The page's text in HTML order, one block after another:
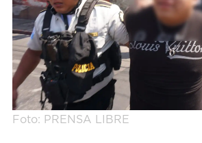
Foto: PRENSA LIBRE